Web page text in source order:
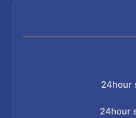
24hour
24hour